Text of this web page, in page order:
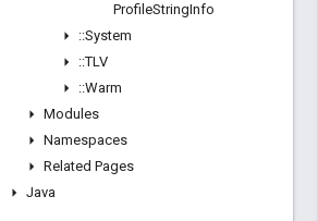
ProfileStringInfo
::System
::TLV
::Warm
Modules
Namespaces
Related Pages
Java